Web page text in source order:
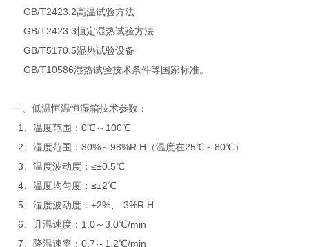
GB/T2423.2高温试验方法
GB/T2423.3恒定湿热试验方法
GB/T5170.5湿热试验设备
GB/T10586湿热试验技术条件等国家标准。
一、低温恒温恒湿箱技术参数：
1、温度范围：0℃～100℃
2、湿度范围：30%～98%R.H（温度在25℃～80℃）
3、温度波动度：≤±0.5℃
4、温度均匀度：≤±2℃
5、湿度波动度：+2%、-3%R.H
6、升温速度：1.0～3.0℃/min
7、降温速率：0.7～1.2℃/min